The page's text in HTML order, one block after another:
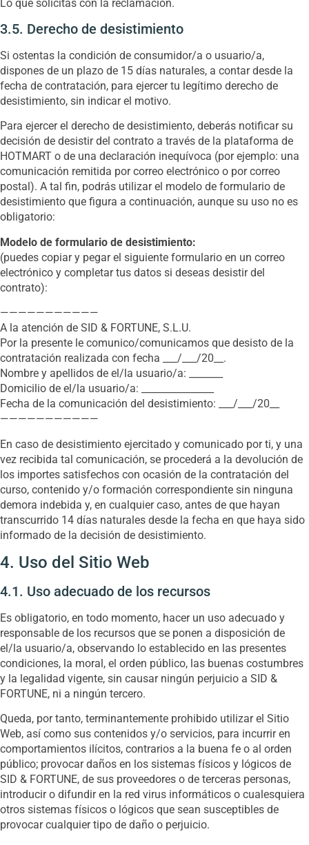
Lo que solicitas con la reclamación.
3.5. Derecho de desistimiento
Si ostentas la condición de consumidor/a o usuario/a,
dispones de un plazo de 15 días naturales, a contar desde la
fecha de contratación, para ejercer tu legítimo derecho de
desistimiento, sin indicar el motivo.
Para ejercer el derecho de desistimiento, deberás notificar su
decisión de desistir del contrato a través de la plataforma de
HOTMART o de una declaración inequívoca (por ejemplo: una
comunicación remitida por correo electrónico o por correo
postal). A tal fin, podrás utilizar el modelo de formulario de
desistimiento que figura a continuación, aunque su uso no es
obligatorio:
Modelo de formulario de desistimiento:
(puedes copiar y pegar el siguiente formulario en un correo
electrónico y completar tus datos si deseas desistir del
contrato):
———————————
A la atención de SID & FORTUNE, S.L.U.
Por la presente le comunico/comunicamos que desisto de la
contratación realizada con fecha ___/___/20__.
Nombre y apellidos de el/la usuario/a: _______
Domicilio de el/la usuario/a: _______________
Fecha de la comunicación del desistimiento: ___/___/20__
———————————
En caso de desistimiento ejercitado y comunicado por ti, y una
vez recibida tal comunicación, se procederá a la devolución de
los importes satisfechos con ocasión de la contratación del
curso, contenido y/o formación correspondiente sin ninguna
demora indebida y, en cualquier caso, antes de que hayan
transcurrido 14 días naturales desde la fecha en que haya sido
informado de la decisión de desistimiento.
4. Uso del Sitio Web
4.1. Uso adecuado de los recursos
Es obligatorio, en todo momento, hacer un uso adecuado y
responsable de los recursos que se ponen a disposición de
el/la usuario/a, observando lo establecido en las presentes
condiciones, la moral, el orden público, las buenas costumbres
y la legalidad vigente, sin causar ningún perjuicio a SID &
FORTUNE, ni a ningún tercero.
Queda, por tanto, terminantemente prohibido utilizar el Sitio
Web, así como sus contenidos y/o servicios, para incurrir en
comportamientos ilícitos, contrarios a la buena fe o al orden
público; provocar daños en los sistemas físicos y lógicos de
SID & FORTUNE, de sus proveedores o de terceras personas,
introducir o difundir en la red virus informáticos o cualesquiera
otros sistemas físicos o lógicos que sean susceptibles de
provocar cualquier tipo de daño o perjuicio.